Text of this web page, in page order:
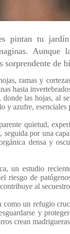
pintan tu
Aunque
sorprendente de
ramas y
hasta
las hojas, al
y azufre, esenciales
quietud,
por una
densa y
un estudio
riesgo de
al
como un refugio
y
crean